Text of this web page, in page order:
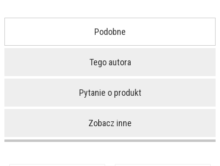
Podobne
Tego autora
Pytanie o produkt
Zobacz inne